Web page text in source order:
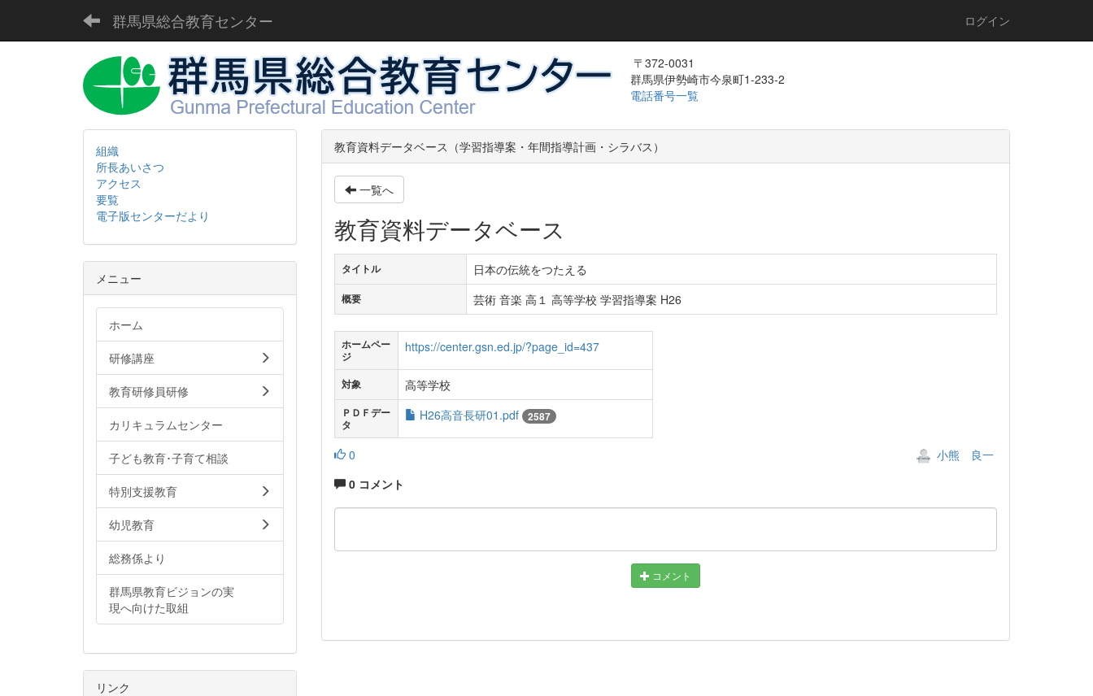
群馬県総合教育センター ログイン
〒372-0031
群馬県伊勢崎市今泉町1-233-2
電話番号一覧
教育資料データベース（学習指導案・年間指導計画・シラバス）
一覧へ
教育資料データベース
タイトル 日本の伝統をつたえる
概要 芸術 音楽 高１ 高等学校 学習指導案 H26
ホームペー
ジ
https://center.gsn.ed.jp/?page_id=437
対象 高等学校
ＰＤＦデー
タ
H26高音長研01.pdf 2587
0
小熊 良一
0 コメント
コメント
組織
所長あいさつ
アクセス
要覧
電子版センターだより
メニュー
ホーム
研修講座
教育研修員研修
カリキュラムセンター
子ども教育･子育て相談
特別支援教育
幼児教育
総務係より
群馬県教育ビジョンの実
現へ向けた取組
リンク